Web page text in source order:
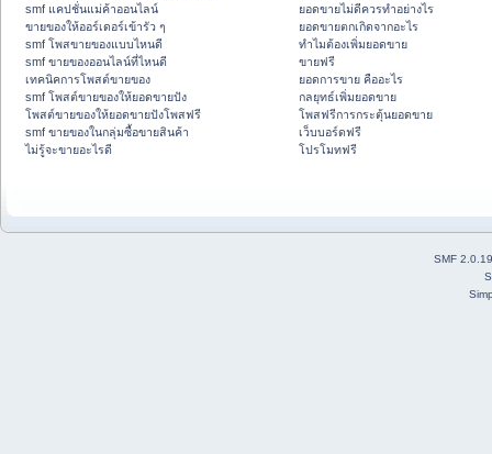
smf แคปชั่นแม่ค้าออนไลน์
ขายของให้ออร์เดอร์เข้ารัว ๆ
smf โพสขายของแบบไหนดี
smf ขายของออนไลน์ที่ไหนดี
เทคนิคการโพสต์ขายของ
smf โพสต์ขายของให้ยอดขายปัง
โพสต์ขายของให้ยอดขายปังโพสฟรี
smf ขายของในกลุ่มซื้อขายสินค้า
ไม่รู้จะขายอะไรดี
ยอดขายไม่ดีควรทำอย่างไร
ยอดขายตกเกิดจากอะไร
ทำไมต้องเพิ่มยอดขาย
ขายฟรี
ยอดการขาย คืออะไร
กลยุทธ์เพิ่มยอดขาย
โพสฟรีการกระตุ้นยอดขาย
เว็บบอร์ดฟรี
โปรโมทฟรี
SMF 2.0.19